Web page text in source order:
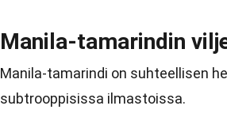
Manila-tamarindin
Manila-tamarindi on suhteellisen
subtrooppisissa ilmastoissa.